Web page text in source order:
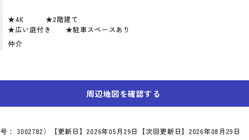
★4K ★2階建て
★広い庭付き ★駐車スペースあり
仲介
周辺地図を確認する
： 3002782） 【更新日】2026年05月29日 【次回更新日】2026年08月29日